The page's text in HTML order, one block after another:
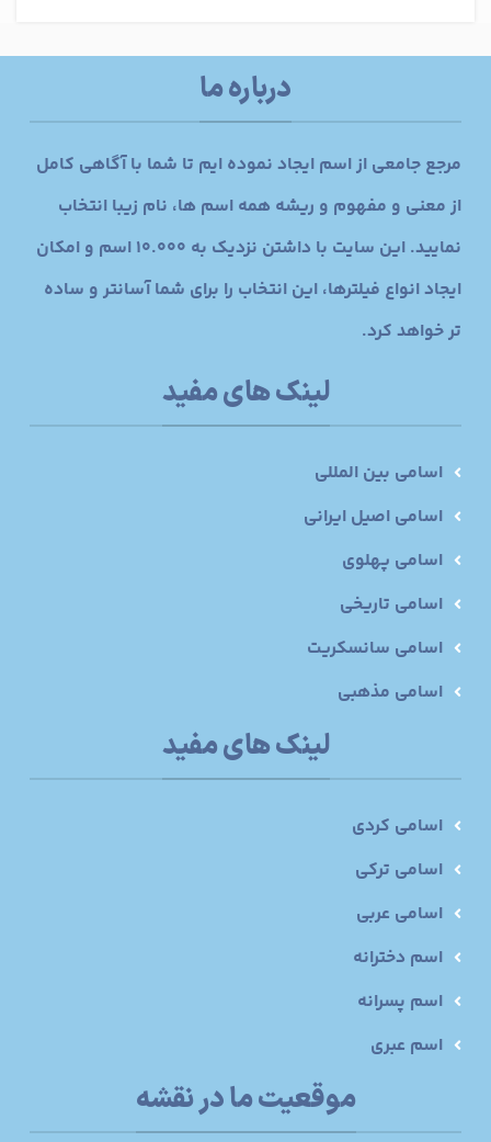
درباره ما
مرجع جامعی از اسم ایجاد نموده ایم تا شما با آگاهی کامل
از معنی و مفهوم و ریشه همه اسم ها، نام زیبا انتخاب
نمایید. این سایت با داشتن نزدیک به 10.000 اسم و امکان
ایجاد انواع فیلترها، این انتخاب را برای شما آسانتر و ساده
تر خواهد کرد.
لینک های مفید
اسامی بین المللی
اسامی اصیل ایرانی
اسامی پهلوی
اسامی تاریخی
اسامی سانسکریت
اسامی مذهبی
لینک های مفید
اسامی کردی
اسامی ترکی
اسامی عربی
اسم دخترانه
اسم پسرانه
اسم عبری
موقعیت ما در نقشه